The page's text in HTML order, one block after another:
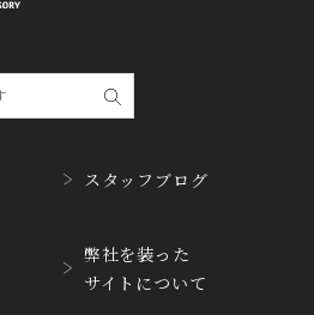
ジ
グッチ
HARRY WINSTON
スタッフブログ
弊社を装った
サイトについて